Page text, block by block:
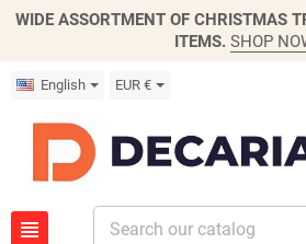
WIDE ASSORTMENT OF CHRISTMAS
ITEMS. SHOP
English EUR €
view_headline